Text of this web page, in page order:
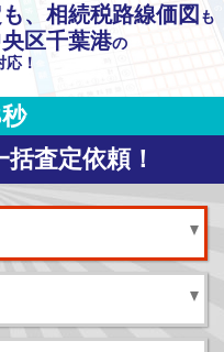
、相続税路線価図 も
区千葉港の
！
査定依頼！